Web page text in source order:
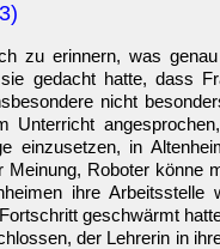
zu erinnern, was
gedacht hatte, dass
nicht
Unterricht
einzusetzen, in
Meinung, Roboter könne
ihre
geschwärmt
der Lehrerin in